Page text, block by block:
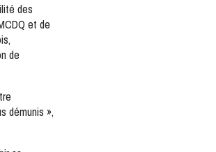
des
et de
de
démunis »,